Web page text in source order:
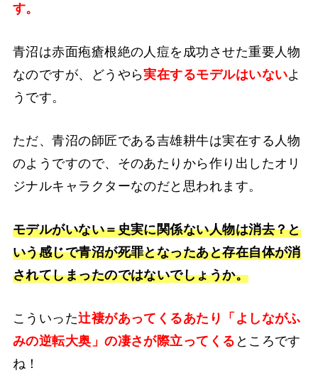
す。
青沼は赤面疱瘡根絶の人痘を成功させた重要人物
なのですが、どうやら実在するモデルはいないよ
うです。
ただ、青沼の師匠である吉雄耕牛は実在する人物
のようですので、そのあたりから作り出したオリ
ジナルキャラクターなのだと思われます。
モデルがいない＝史実に関係ない人物は消去？と
いう感じで青沼が死罪となったあと存在自体が消
されてしまったのではないでしょうか。
こういった辻褄があってくるあたり「よしながふ
みの逆転大奥」の凄さが際立ってくる ところです
ね！